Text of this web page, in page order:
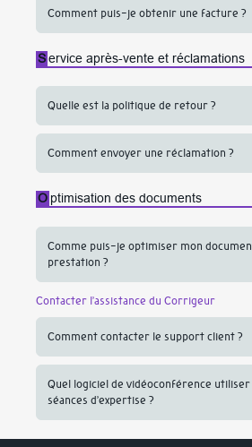
Comment puis-je obtenir une facture ?
S ervice après-vente et réclamations
Quelle est la politique de retour ?
Comment envoyer une réclamation ?
O ptimisation des documents
Comme puis-je optimiser mon
prestation ?
Contacter l’assistance du Corrigeur
Comment contacter le support client ?
Quel logiciel de vidéoconférence
séances d’expertise ?